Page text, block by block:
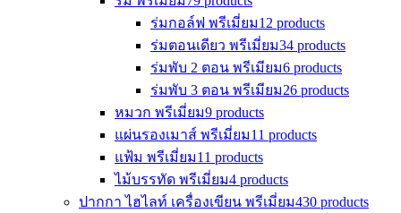
ร่มกอล์ฟ พรีเมี่ยม12 products
ร่มตอนเดียว พรีเมี่ยม34 products
ร่มพับ 2 ตอน พรีเมียม6 products
ร่มพับ 3 ตอน พรีเมียม26 products
หมวก พรีเมี่ยม9 products
แผ่นรองเมาส์ พรีเมี่ยม11 products
แฟ้ม พรีเมี่ยม11 products
ไม้บรรทัด พรีเมี่ยม4 products
ปากกา ไฮไลท์ เครื่องเขียน พรีเมี่ยม430 products